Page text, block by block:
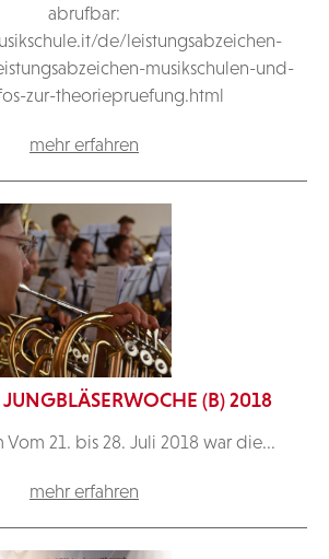
abrufbar:
de/leistungsabzeichen-
musikschulen-und-
zur-theoriepruefung.html
mehr erfahren
JUNGBLÄSERWOCHE (B) 2018
21. bis 28. Juli 2018 war die...
mehr erfahren